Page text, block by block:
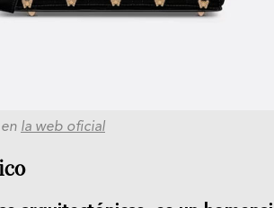
la web oficial